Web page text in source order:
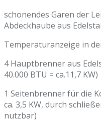
schonendes Garen der
Abdeckhaube aus
Temperaturanzeige in
4 Hauptbrenner aus
40.000 BTU = ca.11,7 KW)
1 Seitenbrenner für die
ca. 3,5 KW, durch
nutzbar)